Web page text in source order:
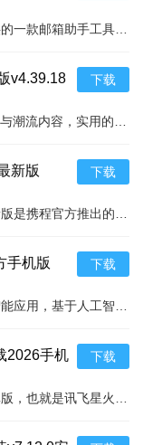
v4.39.18
下载
新版
下载
手机版
下载
2026手机
下载